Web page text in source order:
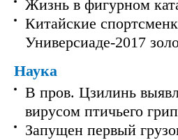
Жизнь в фигурном
Китайские
Универсиаде-2017
Наука
В пров. Цзилинь
вирусом птичьего
Запущен первый